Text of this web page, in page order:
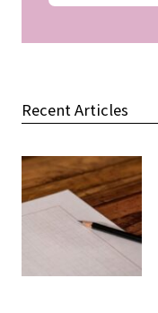
Recent Articles